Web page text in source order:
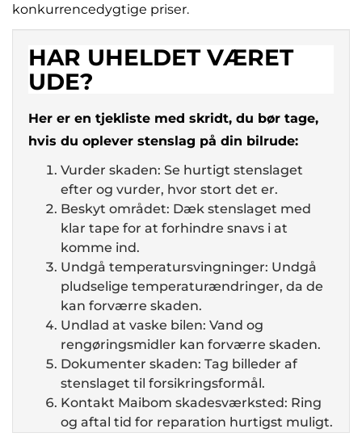
konkurrencedygtige priser.
HAR UHELDET VÆRET
UDE?
Her er en tjekliste med skridt, du bør tage,
hvis du oplever stenslag på din bilrude:
Vurder skaden: Se hurtigt stenslaget
efter og vurder, hvor stort det er.
Beskyt området: Dæk stenslaget med
klar tape for at forhindre snavs i at
komme ind.
Undgå temperatursvingninger: Undgå
pludselige temperaturændringer, da de
kan forværre skaden.
Undlad at vaske bilen: Vand og
rengøringsmidler kan forværre skaden.
Dokumenter skaden: Tag billeder af
stenslaget til forsikringsformål.
Kontakt Maibom skadesværksted: Ring
og aftal tid for reparation hurtigst muligt.